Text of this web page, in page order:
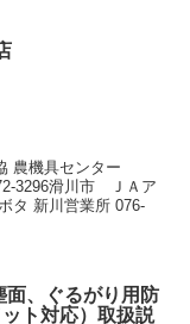
農機具センター
3296滑川市 ＪＡア
タ 新川営業所 076-
面、ぐるがり用防
ト対応）取扱説